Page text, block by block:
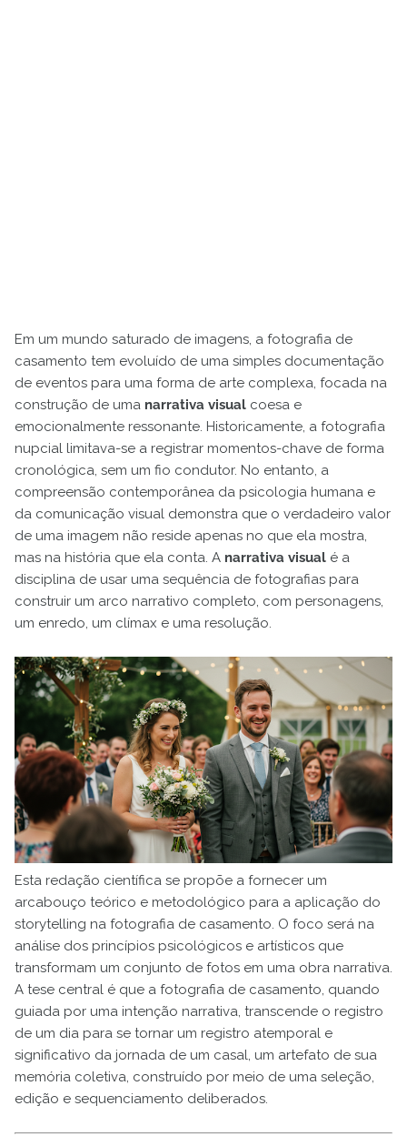
Em um mundo saturado de imagens, a fotografia de
casamento tem evoluído de uma simples documentação
de eventos para uma forma de arte complexa, focada na
construção de uma narrativa visual coesa e
emocionalmente ressonante. Historicamente, a fotografia
nupcial limitava-se a registrar momentos-chave de forma
cronológica, sem um fio condutor. No entanto, a
compreensão contemporânea da psicologia humana e
da comunicação visual demonstra que o verdadeiro valor
de uma imagem não reside apenas no que ela mostra,
mas na história que ela conta. A narrativa visual é a
disciplina de usar uma sequência de fotografias para
construir um arco narrativo completo, com personagens,
um enredo, um clímax e uma resolução.
Esta redação científica se propõe a fornecer um
arcabouço teórico e metodológico para a aplicação do
storytelling na fotografia de casamento. O foco será na
análise dos princípios psicológicos e artísticos que
transformam um conjunto de fotos em uma obra narrativa.
A tese central é que a fotografia de casamento, quando
guiada por uma intenção narrativa, transcende o registro
de um dia para se tornar um registro atemporal e
significativo da jornada de um casal, um artefato de sua
memória coletiva, construído por meio de uma seleção,
edição e sequenciamento deliberados.